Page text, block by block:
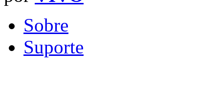
Sobre
Suporte